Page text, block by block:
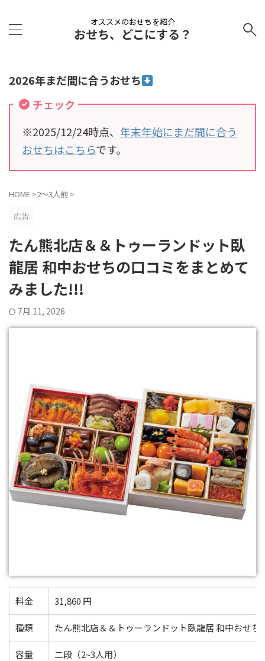
オススメのおせちを紹介
おせち、どこにする？
2026年まだ間に合うおせち
チェック
※2025/12/24時点、 年末年始にまだ間に合う
おせちはこちらです。
HOME >2～3人前 >
広告
たん熊北店＆＆トゥーランドット臥
龍居 和中おせちの口コミをまとめて
みました!!!
7月 11, 2026
料金 31,860 円
種類 たん熊北店＆＆トゥーランドット臥龍居 和中おせち
容量 二段（2~3人用）